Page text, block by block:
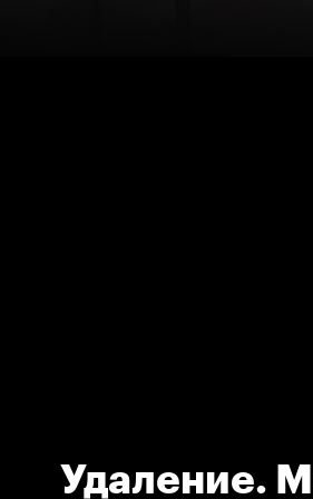
Удаление.